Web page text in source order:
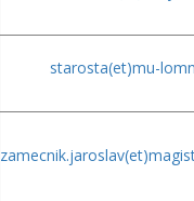
starosta(et)mu-